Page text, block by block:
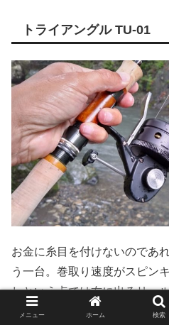
トライアングル TU-01
お金に糸目を付けないのであ
う一台。巻取り速度がスピン
しという点では右に出るリー
メニュー ホーム 検索